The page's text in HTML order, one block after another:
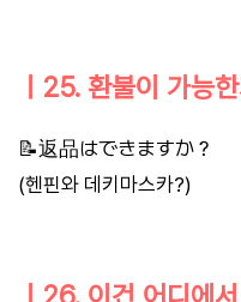
ㅣ25. 환불이 가능
📝返品はできますか？
(헨핀와 데키마스카?)